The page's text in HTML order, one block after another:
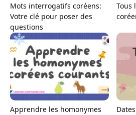
Mots interrogatifs coréens:
Votre clé pour poser des
questions
Tous
Apprendre les homonymes